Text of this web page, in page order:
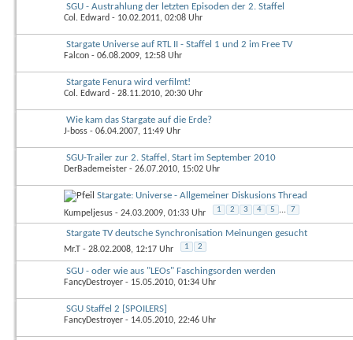
SGU - Austrahlung der letzten Episoden der 2. Staffel
Col. Edward - 10.02.2011, 02:08 Uhr
Stargate Universe auf RTL II - Staffel 1 und 2 im Free TV
Falcon - 06.08.2009, 12:58 Uhr
Stargate Fenura wird verfilmt!
Col. Edward - 28.11.2010, 20:30 Uhr
Wie kam das Stargate auf die Erde?
J-boss - 06.04.2007, 11:49 Uhr
SGU-Trailer zur 2. Staffel, Start im September 2010
DerBademeister - 26.07.2010, 15:02 Uhr
Stargate: Universe - Allgemeiner Diskusions Thread
Kumpeljesus - 24.03.2009, 01:33 Uhr 1 2 3 4 5 ... 7
Stargate TV deutsche Synchronisation Meinungen gesucht
Mr.T - 28.02.2008, 12:17 Uhr 1 2
SGU - oder wie aus "LEOs" Faschingsorden werden
FancyDestroyer - 15.05.2010, 01:34 Uhr
SGU Staffel 2 [SPOILERS]
FancyDestroyer - 14.05.2010, 22:46 Uhr